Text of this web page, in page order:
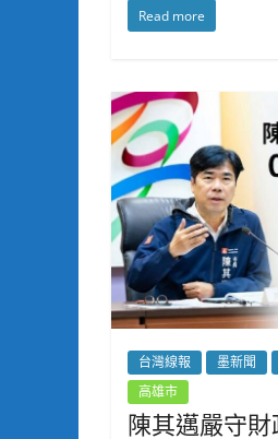
Read more
台灣線報 墨新聞
高雄市
陳其邁嚴守